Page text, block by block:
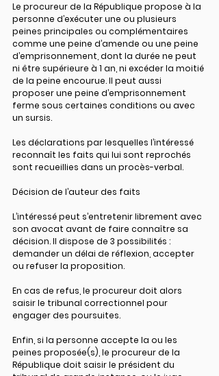
Le procureur de la République propose à la
personne d’exécuter une ou plusieurs
peines principales ou complémentaires
comme une peine d’amende ou une peine
d’emprisonnement, dont la durée ne peut
ni être supérieure à 1 an, ni excéder la moitié
de la peine encourue. Il peut aussi
proposer une peine d’emprisonnement
ferme sous certaines conditions ou avec
un sursis.
Les déclarations par lesquelles l’intéressé
reconnaît les faits qui lui sont reprochés
sont recueillies dans un procès-verbal.
Décision de l’auteur des faits
L’intéressé peut s’entretenir librement avec
son avocat avant de faire connaître sa
décision. Il dispose de 3 possibilités :
demander un délai de réflexion, accepter
ou refuser la proposition.
En cas de refus, le procureur doit alors
saisir le tribunal correctionnel pour
engager des poursuites.
Enfin, si la personne accepte la ou les
peines proposée(s), le procureur de la
République doit saisir le président du